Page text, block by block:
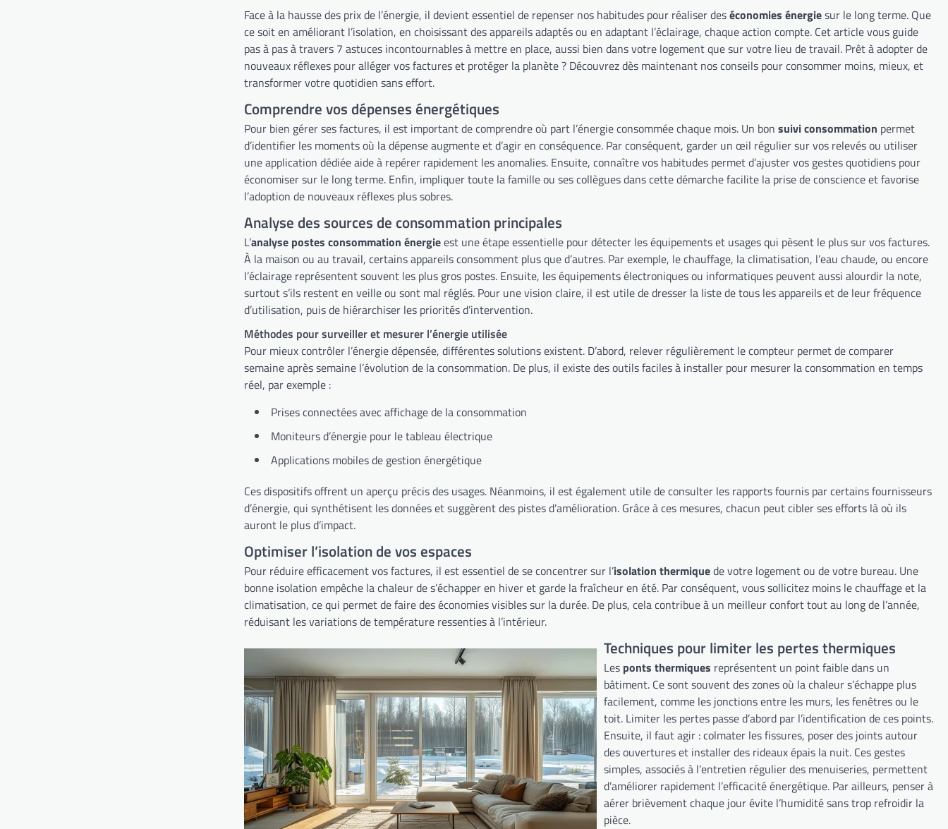
Face à la hausse des prix de l’énergie, il devient essentiel de repenser nos habitudes pour réaliser deséconomies énergiesur le long terme. Que
ce soit en améliorant l’isolation, en choisissant des appareils adaptés ou en adaptant l’éclairage, chaque action compte. Cet article vous guide
pas à pas à travers 7 astuces incontournables à mettre en place, aussi bien dans votre logement que sur votre lieu de travail. Prêt à adopter de
nouveaux réflexes pour alléger vos factures et protéger la planète ? Découvrez dès maintenant nos conseils pour consommer moins, mieux, et
transformer votre quotidien sans effort.
Comprendre vos dépenses énergétiques
Pour bien gérer ses factures, il est important de comprendre où part l’énergie consommée chaque mois. Un bon suivi consommation permet
d’identifier les moments où la dépense augmente et d’agir en conséquence. Par conséquent, garder un œil régulier sur vos relevés ou utiliser
une application dédiée aide à repérer rapidement les anomalies. Ensuite, connaître vos habitudes permet d’ajuster vos gestes quotidiens pour
économiser sur le long terme. Enfin, impliquer toute la famille ou ses collègues dans cette démarche facilite la prise de conscience et favorise
l’adoption de nouveaux réflexes plus sobres.
Analyse des sources de consommation principales
L’analyse postes consommation énergieest une étape essentielle pour détecter les équipements et usages qui pèsent le plus sur vos factures.
À la maison ou au travail, certains appareils consomment plus que d’autres. Par exemple, le chauffage, la climatisation, l’eau chaude, ou encore
l’éclairage représentent souvent les plus gros postes. Ensuite, les équipements électroniques ou informatiques peuvent aussi alourdir la note,
surtout s’ils restent en veille ou sont mal réglés. Pour une vision claire, il est utile de dresser la liste de tous les appareils et de leur fréquence
d’utilisation, puis de hiérarchiser les priorités d’intervention.
Méthodes pour surveiller et mesurer l’énergie utilisée
Pour mieux contrôler l’énergie dépensée, différentes solutions existent. D’abord, relever régulièrement le compteur permet de comparer
semaine après semaine l’évolution de la consommation. De plus, il existe des outils faciles à installer pour mesurer la consommation en temps
réel, par exemple :
Prises connectées avec affichage de la consommation
Moniteurs d’énergie pour le tableau électrique
Applications mobiles de gestion énergétique
Ces dispositifs offrent un aperçu précis des usages. Néanmoins, il est également utile de consulter les rapports fournis par certains fournisseurs
d’énergie, qui synthétisent les données et suggèrent des pistes d’amélioration. Grâce à ces mesures, chacun peut cibler ses efforts là où ils
auront le plus d’impact.
Optimiser l’isolation de vos espaces
Pour réduire efficacement vos factures, il est essentiel de se concentrer sur l’isolation thermiquede votre logement ou de votre bureau. Une
bonne isolation empêche la chaleur de s’échapper en hiver et garde la fraîcheur en été. Par conséquent, vous sollicitez moins le chauffage et la
climatisation, ce qui permet de faire des économies visibles sur la durée. De plus, cela contribue à un meilleur confort tout au long de l’année,
réduisant les variations de température ressenties à l’intérieur.
Techniques pour limiter les pertes thermiques
Les ponts thermiques représentent un point faible dans un
bâtiment. Ce sont souvent des zones où la chaleur s’échappe plus
facilement, comme les jonctions entre les murs, les fenêtres ou le
toit. Limiter les pertes passe d’abord par l’identification de ces points.
Ensuite, il faut agir : colmater les fissures, poser des joints autour
des ouvertures et installer des rideaux épais la nuit. Ces gestes
simples, associés à l’entretien régulier des menuiseries, permettent
d’améliorer rapidement l’efficacité énergétique. Par ailleurs, penser à
aérer brièvement chaque jour évite l’humidité sans trop refroidir la
pièce.